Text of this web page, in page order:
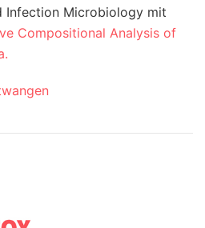
Infection Microbiology mit
Compositional Analysis of